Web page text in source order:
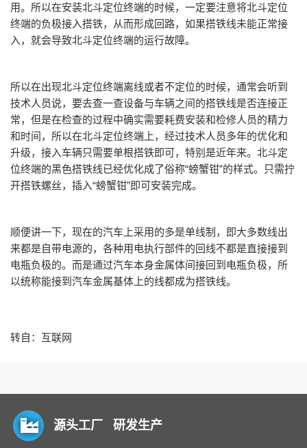
用。所以在安装北斗定位终端的时候，一定要注意将北斗定位
终端的负极接入搭铁，从而形成回路，如果搭铁线未能正常接
入，就会导致北斗定位终端的运行故障。
所以在出现北斗定位终端离线或者不定位的时候，通常会听到
技术人员说，要去查一查设备与车辆之间的搭铁线是否连接正
常，但是在检查的过程中确实需要耗费安装和检修人员的精力
和时间，所以在北斗定位终端上，经过技术人员多年的优化和
升级，接入车辆只需要单根搭铁即可，特别是近年来。北斗定
位终端的黑色搭铁线已经优化成了俗称“螃蟹钳”的样式。只需拧
开搭铁螺丝，插入“螃蟹钳”即可安装完成。
顺便讲一下，现在的汽车上采用的多是单线制，即大多数线出
来都是自带电源的，各种用电执行部件的回线不都是直接接到
电瓶负极的。而是通过汽车本身金属体间接回到电瓶负极，所
以统称能接到汽车金属基体上的线都成为搭铁线。
转自：互联网
源头工厂 研发生产